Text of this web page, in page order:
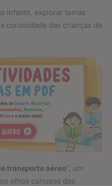
Infantil, explorar temas
curiosidade das crianças de
transporte aéreo“, um
olhos curiosos dos